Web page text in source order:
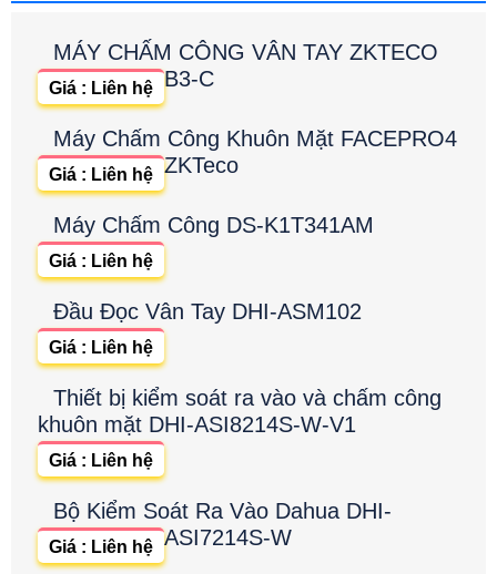
MÁY CHẤM CÔNG VÂN TAY ZKTECO
B3-C
Giá : Liên hệ
Máy Chấm Công Khuôn Mặt FACEPRO4
ZKTeco
Giá : Liên hệ
Máy Chấm Công DS-K1T341AM
Giá : Liên hệ
Đầu Đọc Vân Tay DHI-ASM102
Giá : Liên hệ
Thiết bị kiểm soát ra vào và chấm công
khuôn mặt DHI-ASI8214S-W-V1
Giá : Liên hệ
Bộ Kiểm Soát Ra Vào Dahua DHI-
ASI7214S-W
Giá : Liên hệ